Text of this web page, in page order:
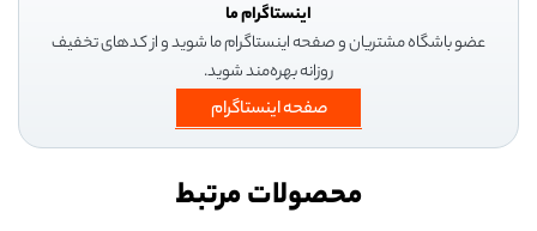
اینستاگرام ما
عضو باشگاه مشتریان و صفحه اینستاگرام ما شوید و از کدهای تخفیف
روزانه بهره‌مند شوید.
صفحه اینستاگرام
محصولات مرتبط